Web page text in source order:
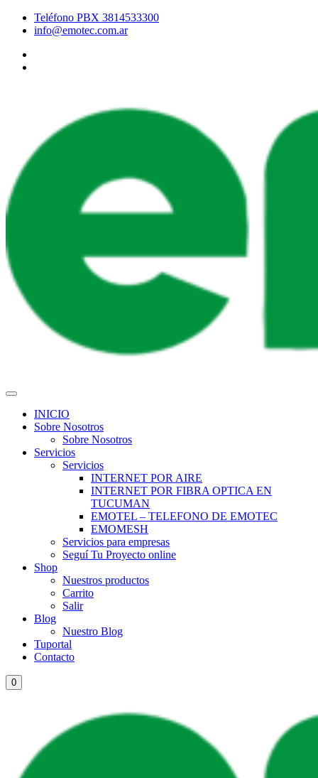
Teléfono PBX 3814533300
info@emotec.com.ar
INICIO
Sobre Nosotros
Sobre Nosotros
Servicios
Servicios
INTERNET POR AIRE
INTERNET POR FIBRA OPTICA EN
TUCUMAN
EMOTEL – TELEFONO DE EMOTEC
EMOMESH
Servicios para empresas
Seguí Tu Proyecto online
Shop
Nuestros productos
Carrito
Salir
Blog
Nuestro Blog
Tuportal
Contacto
0